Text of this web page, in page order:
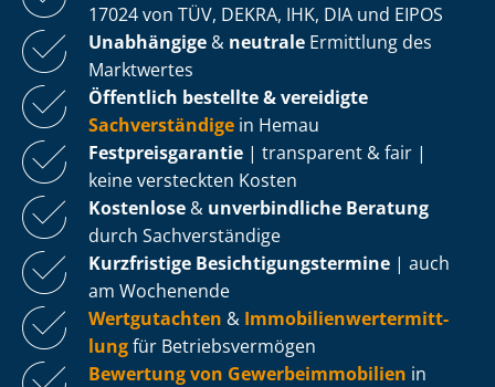
17024 von TÜV, DEKRA, IHK, DIA und EIPOS
Unabhängige & neutrale Ermittlung des
Marktwertes
Öffentlich bestellte & vereidigte
Sachverständige in Hemau
Fest­preis­ga­ran­tie | transparent & fair |
keine versteckten Kosten
Kostenlose & unverbindliche Beratung
durch Sachverständige
Kurzfristige Be­sich­ti­gungs­ter­mi­ne | auch
am Wochenende
Wertgutachten & Im­mo­bi­li­en­wert­ermitt­
lungfür Be­triebs­ver­mö­gen
Bewertung von Ge­wer­be­im­mo­bi­li­en in